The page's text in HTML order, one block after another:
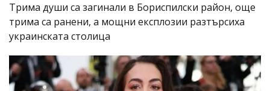
Трима души са загинали в Бориспилски район, още
трима са ранени, а мощни експлозии разтърсиха
украинската столица